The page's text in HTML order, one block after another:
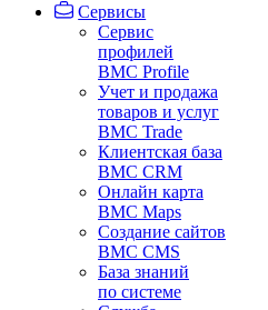
Сервисы
Сервис
профилей
BMC Profile
Учет и продажа
товаров и услуг
BMC Trade
Клиентская база
BMC CRM
Онлайн карта
BMC Maps
Создание сайтов
BMC CMS
База знаний
по системе